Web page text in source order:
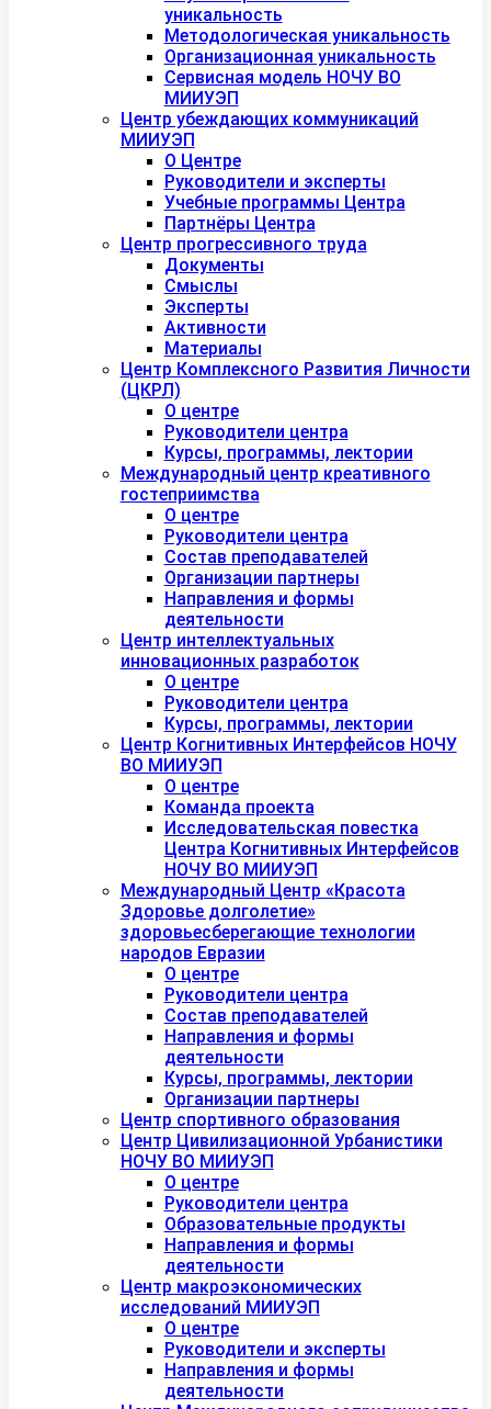
уникальность
Методологическая уникальность
Организационная уникальность
Сервисная модель НОЧУ ВО
МИИУЭП
Центр убеждающих коммуникаций
МИИУЭП
О Центре
Руководители и эксперты
Учебные программы Центра
Партнёры Центра
Центр прогрессивного труда
Документы
Смыслы
Эксперты
Активности
Материалы
Центр Комплексного Развития Личности
(ЦКРЛ)
О центре
Руководители центра
Курсы, программы, лектории
Международный центр креативного
гостеприимства
О центре
Руководители центра
Состав преподавателей
Организации партнеры
Направления и формы
деятельности
Центр интеллектуальных
инновационных разработок
О центре
Руководители центра
Курсы, программы, лектории
Центр Когнитивных Интерфейсов НОЧУ
ВО МИИУЭП
О центре
Команда проекта
Исследовательская повестка
Центра Когнитивных Интерфейсов
НОЧУ ВО МИИУЭП
Международный Центр «Красота
Здоровье долголетие»
здоровьесберегающие технологии
народов Евразии
О центре
Руководители центра
Состав преподавателей
Направления и формы
деятельности
Курсы, программы, лектории
Организации партнеры
Центр спортивного образования
Центр Цивилизационной Урбанистики
НОЧУ ВО МИИУЭП
О центре
Руководители центра
Образовательные продукты
Направления и формы
деятельности
Центр макроэкономических
исследований МИИУЭП
О центре
Руководители и эксперты
Направления и формы
деятельности